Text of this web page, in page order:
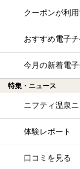
クーポンが利
おすすめ電子
今月の新着電
特集・ニュース
ニフティ温泉
体験レポート
口コミを見る